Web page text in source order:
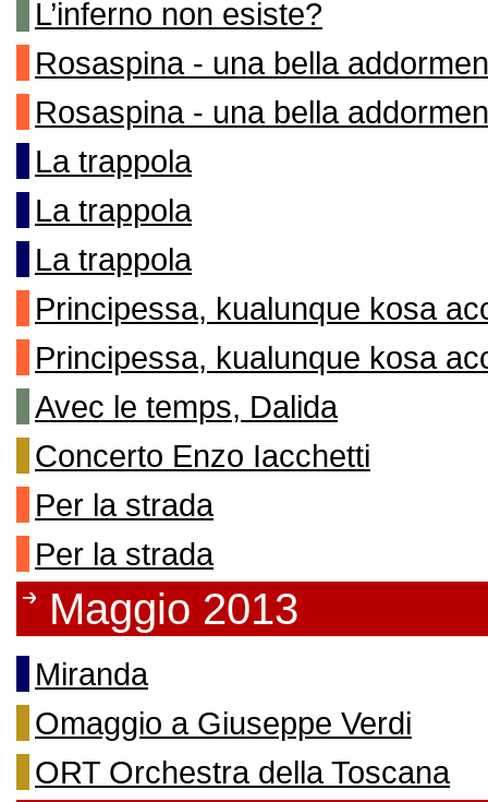
L’inferno non esiste?
Rosaspina - una bella
Rosaspina - una bella
La trappola
La trappola
La trappola
Principessa, kualunque kosa
Principessa, kualunque kosa
Avec le temps, Dalida
Concerto Enzo Iacchetti
Per la strada
Per la strada
Maggio 2013
Miranda
Omaggio a Giuseppe Verdi
ORT Orchestra della Toscana